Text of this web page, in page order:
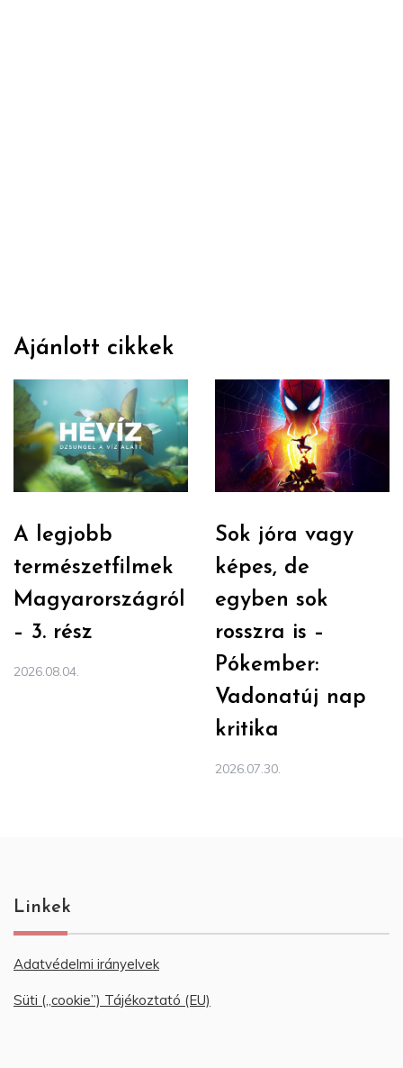
Ajánlott cikkek
A legjobb
természetfilmek
Magyarországról
– 3. rész
2026.08.04.
Sok jóra vagy
képes, de
egyben sok
rosszra is –
Pókember:
Vadonatúj nap
kritika
2026.07.30.
Linkek
Adatvédelmi irányelvek
Süti („cookie”) Tájékoztató (EU)